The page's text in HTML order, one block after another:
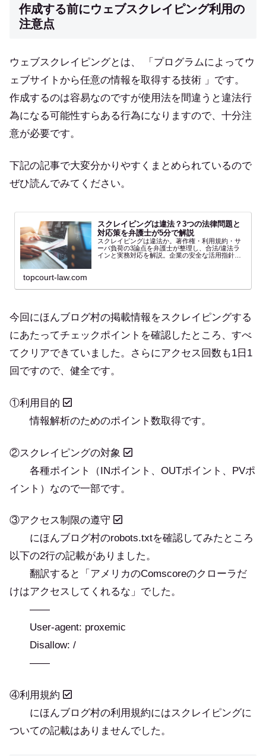
作成する前にウェブスクレイピング利用の
注意点
ウェブスクレイピングとは、 「プログラムによってウ
ェブサイトから任意の情報を取得する技術 」です。
作成するのは容易なのですが使用法を間違うと違法行
為になる可能性すらある行為になりますので、十分注
意が必要です。
下記の記事で大変分かりやすくまとめられているので
ぜひ読んでみてください。
スクレイピングは違法？3つの法律問題と
対応策を弁護士が5分で解説
スクレイピングは違法か。著作権・利用規約・サ
ーバ負荷の3論点を弁護士が整理し、合法/違法ラ
インと実務対応を解説。企業の安全な活用指針
topcourt-law.com
今回にほんブログ村の掲載情報をスクレイピングする
にあたってチェックポイントを確認したところ、すべ
てクリアできていました。さらにアクセス回数も1日1
回ですので、健全です。
①利用目的
情報解析のためのポイント数取得です。
②スクレイピングの対象
各種ポイント（INポイント、OUTポイント、PVポ
イント）なので一部です。
③アクセス制限の遵守
にほんブログ村のrobots.txtを確認してみたところ
以下の2行の記載がありました。
翻訳すると「アメリカのComscoreのクローラだ
けはアクセスしてくれるな」でした。
——
User-agent: proxemic
Disallow: /
——
④利用規約
にほんブログ村の利用規約にはスクレイピングに
ついての記載はありませんでした。